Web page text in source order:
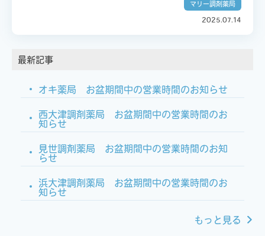
マリー調剤薬局
2025.07.14
最新記事
オキ薬局 お盆期間中の営業時間のお知らせ
西大津調剤薬局 お盆期間中の営業時間のお
知らせ
見世調剤薬局 お盆期間中の営業時間のお知
らせ
浜大津調剤薬局 お盆期間中の営業時間のお
知らせ
もっと見る